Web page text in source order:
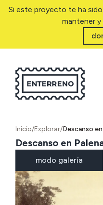
Si este proyecto te ha
mantener
Inicio/Explorar/Descanso
Descanso en
modo galería